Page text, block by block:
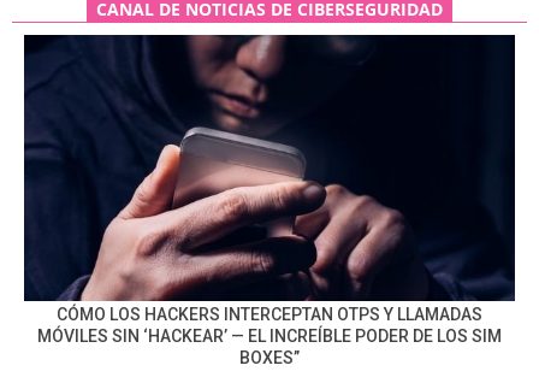
CANAL DE NOTICIAS DE CIBERSEGURIDAD
CÓMO LOS HACKERS INTERCEPTAN OTPS Y LLAMADAS
MÓVILES SIN ‘HACKEAR’ — EL INCREÍBLE PODER DE LOS SIM
BOXES”